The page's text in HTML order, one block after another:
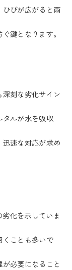
びが広がると雨
鍵となります。
刻な劣化サイン
タルが水を吸収
速な対応が求め
化を示していま
ことも多いで
必要になること